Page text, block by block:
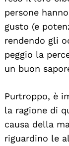
persone
gusto (e
rendendo gli
peggio la
un buon
Purtroppo, è
la ragione di
causa della
riguardino le